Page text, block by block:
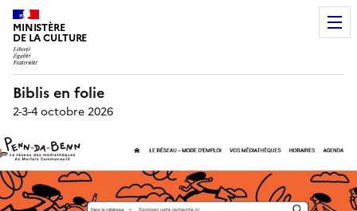
MINISTÈRE
DE LA CULTURE
Biblis en folie
2-3-4 octobre 2026